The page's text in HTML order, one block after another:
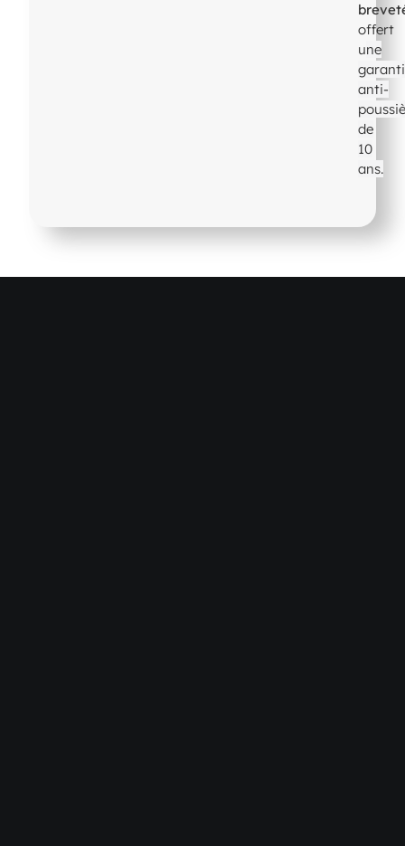
offert
une
anti-
de
10
ans.